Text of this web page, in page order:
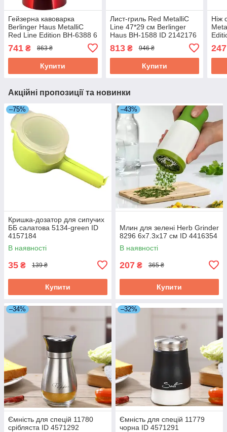
Гейзерна кавоварка
Berlinger Haus MetalliС
Red Line Edition BH-6388 6
741 ₴ 863 ₴
Купити
Лист-гриль Red MetalliС
Line 47*29 см Berlinger
Haus BH-1588 ID 2142176
813₴ 946 ₴
Купити
Ніж
247
Акційні пропозиції та новинки
–75%
Кришка-дозатор для сипучих
ББ салатова 5134-green ID
4157184
В наявності
35 ₴ 139 ₴
Купити
–43%
Млин для зелені Herb Grinder
8296 6х7.3х17 см ID 4416354
В наявності
207 ₴ 365 ₴
Купити
–34%
Ємність для спецій 11780
срібляста ID 4571292
–32%
Ємність для спецій 11779
чорна ID 4571291